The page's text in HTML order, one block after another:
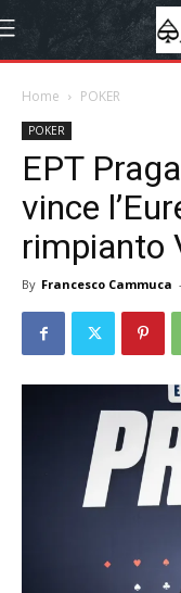
Home POKER
POKER
EPT
vince
rimpianto
By Francesco Cammuca -